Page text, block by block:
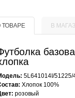
ТОВАРЕ В
5L641014I/51225/
Хлопок 100%
розовый